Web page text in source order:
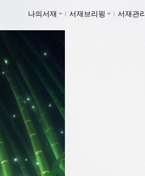
나의서재 ｌ 서재브리핑 ｌ 서재관리